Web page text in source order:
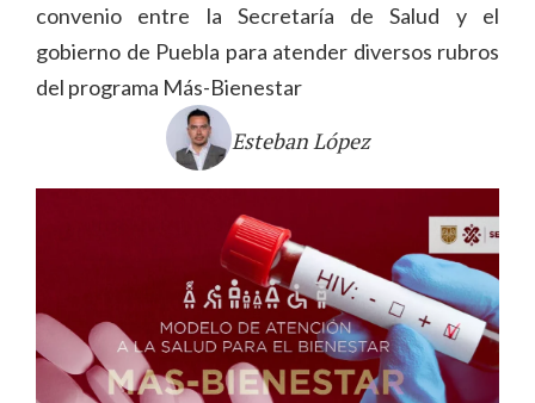
convenio entre la Secretaría de Salud y el
gobierno de Puebla para atender diversos rubros
del programa Más-Bienestar
Esteban López